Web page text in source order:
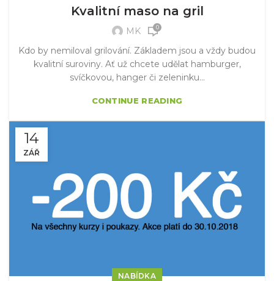
Kvalitní maso na gril
MK 0
Kdo by nemiloval grilování. Základem jsou a vždy budou
kvalitní suroviny. Ať už chcete udělat hamburger,
svíčkovou, hanger či zeleninku...
CONTINUE READING
14
ZÁŘ
NABÍDKA